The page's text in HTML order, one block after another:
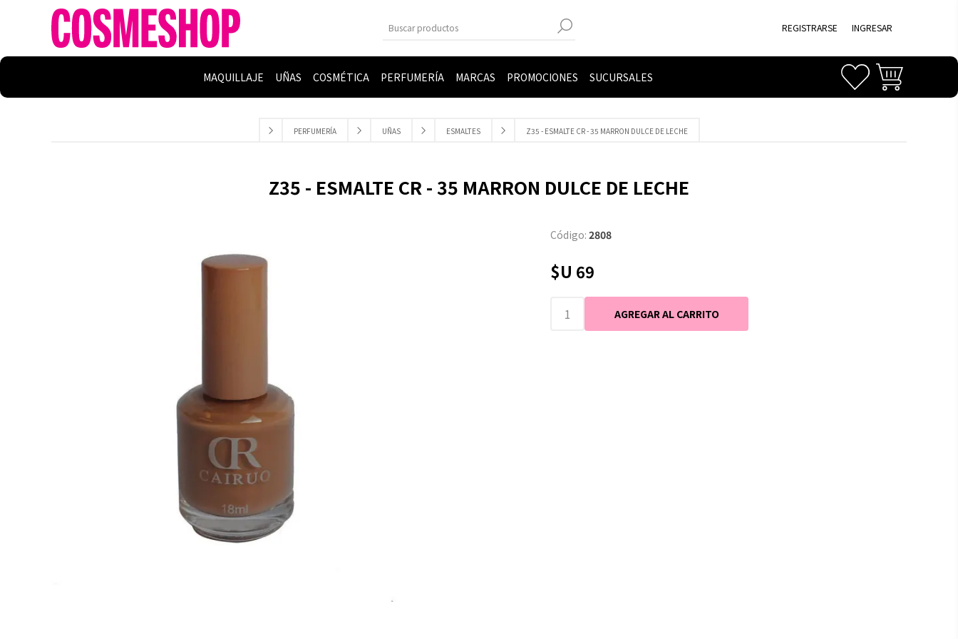
REGISTRARSE INGRESAR
MAQUILLAJE UÑAS COSMÉTICA PERFUMERÍA MARCAS PROMOCIONES SUCURSALES
PERFUMERÍA UÑAS ESMALTES Z35 - ESMALTE CR - 35 MARRON DULCE DE LECHE
Z35 - ESMALTE CR - 35 MARRON DULCE DE LECHE
Código: 2808
$U 69